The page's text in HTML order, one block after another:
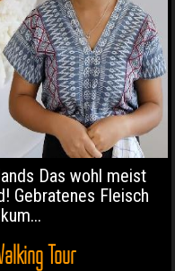
Das wohl meist
Gebratenes Fleisch
Tour